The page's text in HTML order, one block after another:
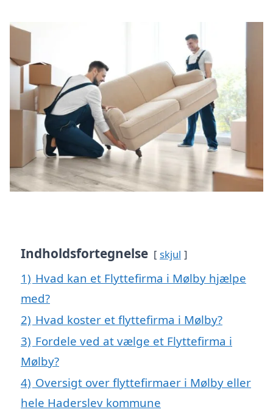
Indholdsfortegnelse skjul
1) Hvad kan et Flyttefirma i Mølby hjælpe
med?
2) Hvad koster et flyttefirma i Mølby?
3) Fordele ved at vælge et Flyttefirma i
Mølby?
4) Oversigt over flyttefirmaer i Mølby eller
hele Haderslev kommune